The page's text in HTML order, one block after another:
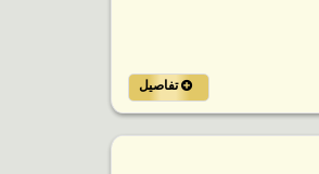
تفاصيل